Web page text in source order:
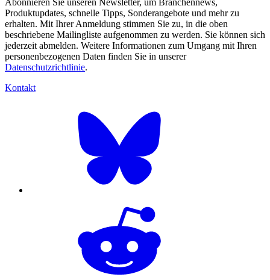
Produktupdates, schnelle Tipps, Sonderangebote und mehr zu
erhalten. Mit Ihrer Anmeldung stimmen Sie zu, in die oben
beschriebene Mailingliste aufgenommen zu werden. Sie können sich
jederzeit abmelden. Weitere Informationen zum Umgang mit Ihren
personenbezogenen Daten finden Sie in unserer
Datenschutzrichtlinie.
Kontakt